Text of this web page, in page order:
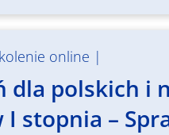
online |
dla polskich
stopnia –